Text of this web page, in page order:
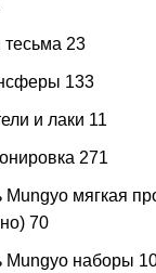
тесьма 23
133
и лаки 11
271
Mungyo мягкая
70
Mungyo наборы